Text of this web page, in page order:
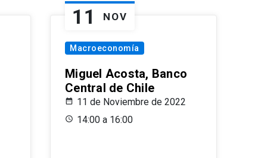
11 NOV
Macroeconomía
Miguel Acosta, Banco
Central de Chile
11 de Noviembre de 2022
14:00 a 16:00